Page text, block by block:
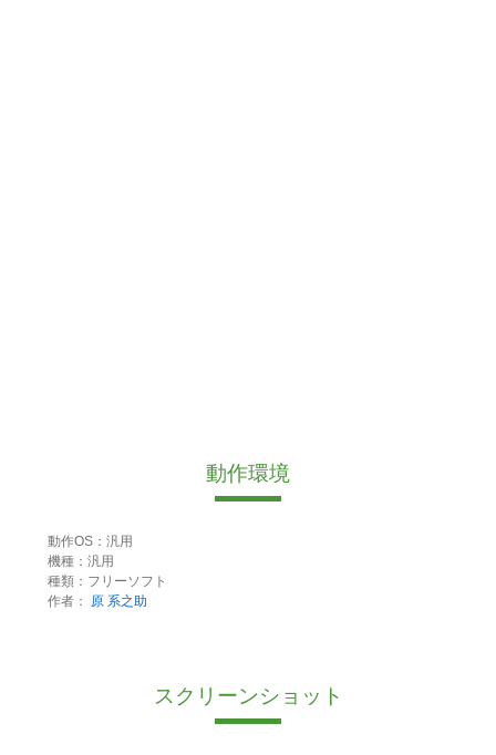
動作環境
動作OS：汎用
機種：汎用
種類：フリーソフト
作者：
原 系之助
スクリーンショット